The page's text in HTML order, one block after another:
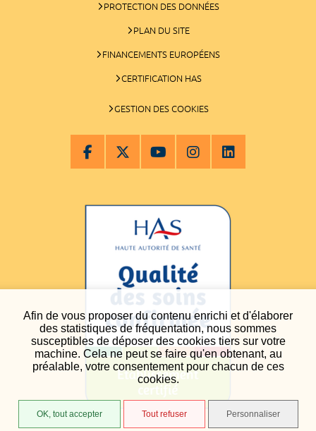
Afin de vous proposer du contenu enrichi et d'élaborer
des statistiques de fréquentation, nous sommes
susceptibles de déposer des cookies tiers sur votre
machine. Cela ne peut se faire qu'en obtenant, au
préalable, votre consentement pour chacun de ces
cookies.
OK, tout accepter Tout refuser Personnaliser
PROTECTION DES DONNÉES
PLAN DU SITE
FINANCEMENTS EUROPÉENS
CERTIFICATION HAS
GESTION DES COOKIES